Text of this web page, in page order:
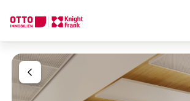
Wir finden Ihre
Traumimmobilie